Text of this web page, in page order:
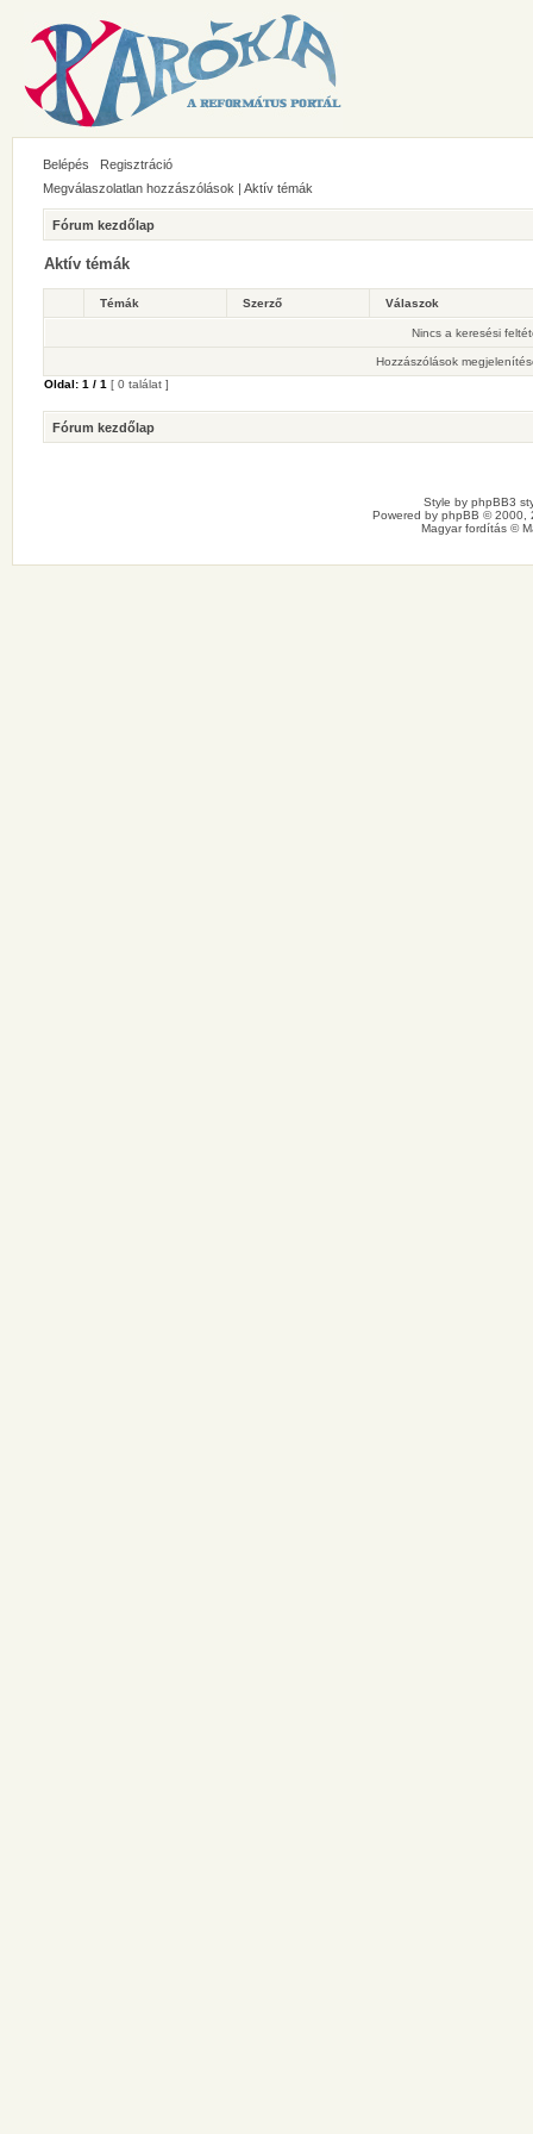
Belépés
Regisztráció
Megválaszolatlan hozzászólások | Aktív témák
Fórum kezdőlap
Aktív témák
Témák Szerző Válaszok
Nincs a keresési
Hozzászólások
Oldal: 1 / 1 [ 0 találat ]
Fórum kezdőlap
Style by phpBB3
Powered by phpBB © 2000,
Magyar fordítás ©